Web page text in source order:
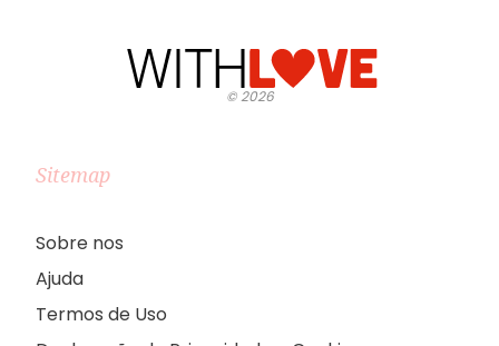
©2026
Sitemap
Sobre nos
Ajuda
Termos de Uso